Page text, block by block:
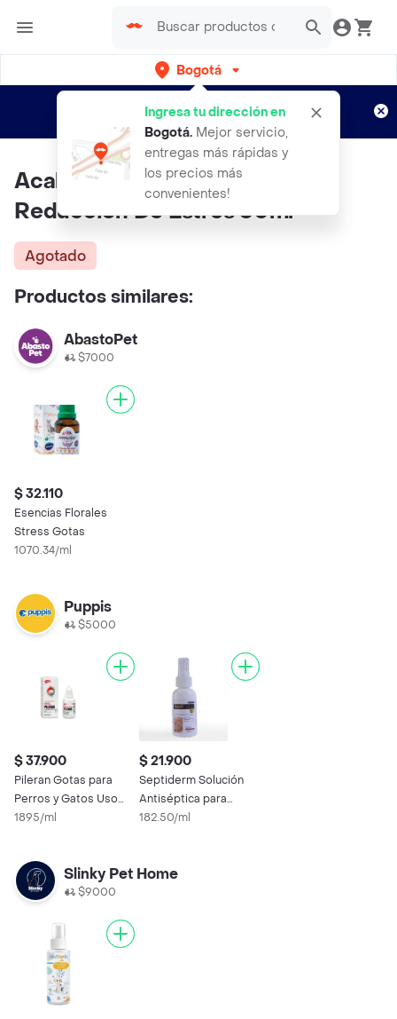
Bogotá
Ingresa tu dirección en
Bogotá. Mejor servicio,
entregas más rápidas y
los precios más
convenientes!
envíos gratis por semanas
Aplican TyC
Acalma Spray Para Gatos
Reduccion De Estres 60ml
Agotado
Productos similares:
AbastoPet
$7000
$ 32.110
Esencias Florales
Stress Gotas
1070.34/ml
Puppis
$5000
$ 37.900
Pileran Gotas para
Perros y Gatos Uso
Veterinario (5 %)
1895/ml
$ 21.900
Septiderm Solución
Antiséptica para
Perros y Gatos
182.50/ml
Slinky Pet Home
$9000